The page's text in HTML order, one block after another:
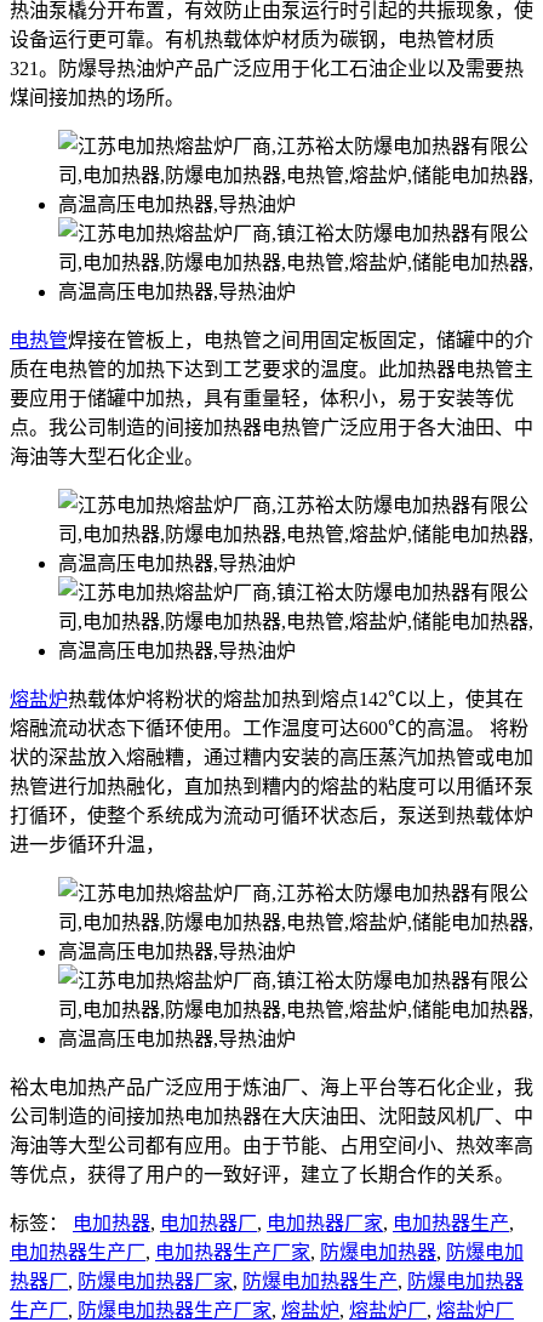
热油泵橇分开布置，有效防止由泵运行时引起的共振现象，使
设备运行更可靠。有机热载体炉材质为碳钢，电热管材质
321。防爆导热油炉产品广泛应用于化工石油企业以及需要热
煤间接加热的场所。
电热管焊接在管板上，电热管之间用固定板固定，储罐中的介
质在电热管的加热下达到工艺要求的温度。此加热器电热管主
要应用于储罐中加热，具有重量轻，体积小，易于安装等优
点。我公司制造的间接加热器电热管广泛应用于各大油田、中
海油等大型石化企业。
熔盐炉热载体炉将粉状的熔盐加热到熔点142℃以上，使其在
熔融流动状态下循环使用。工作温度可达600℃的高温。 将粉
状的深盐放入熔融糟，通过糟内安装的高压蒸汽加热管或电加
热管进行加热融化，直加热到糟内的熔盐的粘度可以用循环泵
打循环，使整个系统成为流动可循环状态后，泵送到热载体炉
进一步循环升温，
裕太电加热产品广泛应用于炼油厂、海上平台等石化企业，我
公司制造的间接加热电加热器在大庆油田、沈阳鼓风机厂、中
海油等大型公司都有应用。由于节能、占用空间小、热效率高
等优点，获得了用户的一致好评，建立了长期合作的关系。
标签： 电加热器, 电加热器厂, 电加热器厂家, 电加热器生产,
电加热器生产厂, 电加热器生产厂家, 防爆电加热器, 防爆电加
热器厂, 防爆电加热器厂家, 防爆电加热器生产, 防爆电加热器
生产厂, 防爆电加热器生产厂家, 熔盐炉, 熔盐炉厂, 熔盐炉厂